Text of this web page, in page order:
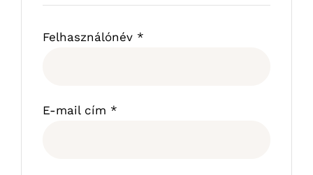
Felhasználónév *
E-mail cím *